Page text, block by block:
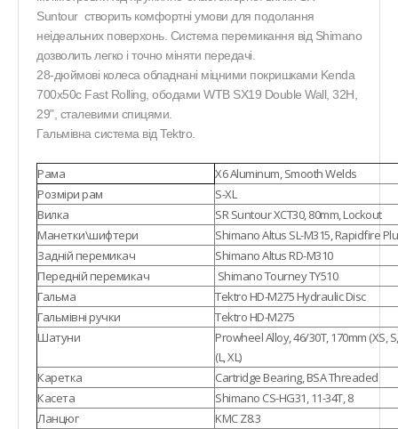
Suntour створить комфортні умови для подолання
неідеальних поверхонь. Система перемикання від Shimano
дозволить легко і точно міняти передачі.
28-дюймові колеса обладнані міцними покришками Kenda
700x50c Fast Rolling , ободами WTB SX19 Double Wall, 32H,
29", сталевими спицями.
Гальмівна система від Tektro.
Рама
X6 Aluminum, Smooth Welds
Розміри рам
S-XL
Вилка
SR Suntour XCT30, 80mm, Lockout
Манетки\шифтери
Shimano Altus SL-M315, Rapidfire
Задній перемикач
Shimano Altus RD-M310
Передній перемикач
Shimano Tourney TY510
Гальма
Tektro HD-M275 Hydraulic Disc
Гальмівні ручки
Tektro HD-M275
Шатуни
Prowheel Alloy, 46/30T, 170mm (XS,
(L, XL)
Каретка
Cartridge Bearing, BSA Threaded
Касета
Shimano CS-HG31, 11-34T, 8
Ланцюг
KMC Z8.3